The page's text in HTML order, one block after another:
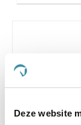
Deze website